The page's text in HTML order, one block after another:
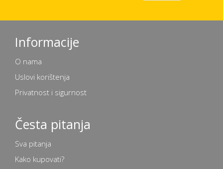
Informacije
O nama
Uslovi korištenja
Privatnost i sigurnost
Česta pitanja
Sva pitanja
Kako kupovati?